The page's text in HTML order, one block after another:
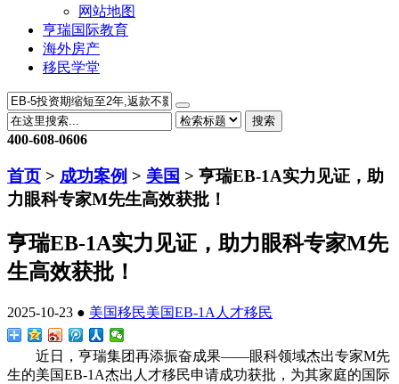
网站地图
亨瑞国际教育
海外房产
移民学堂
搜索
400-608-0606
首页 > 成功案例 > 美国 > 亨瑞EB-1A实力见证，助
力眼科专家M先生高效获批！
亨瑞EB-1A实力见证，助力眼科专家M先
生高效获批！
2025-10-23 ● 美国移民美国EB-1A人才移民
近日，亨瑞集团再添振奋成果——眼科领域杰出专家M先
生的美国EB-1A杰出人才移民申请成功获批，为其家庭的国际